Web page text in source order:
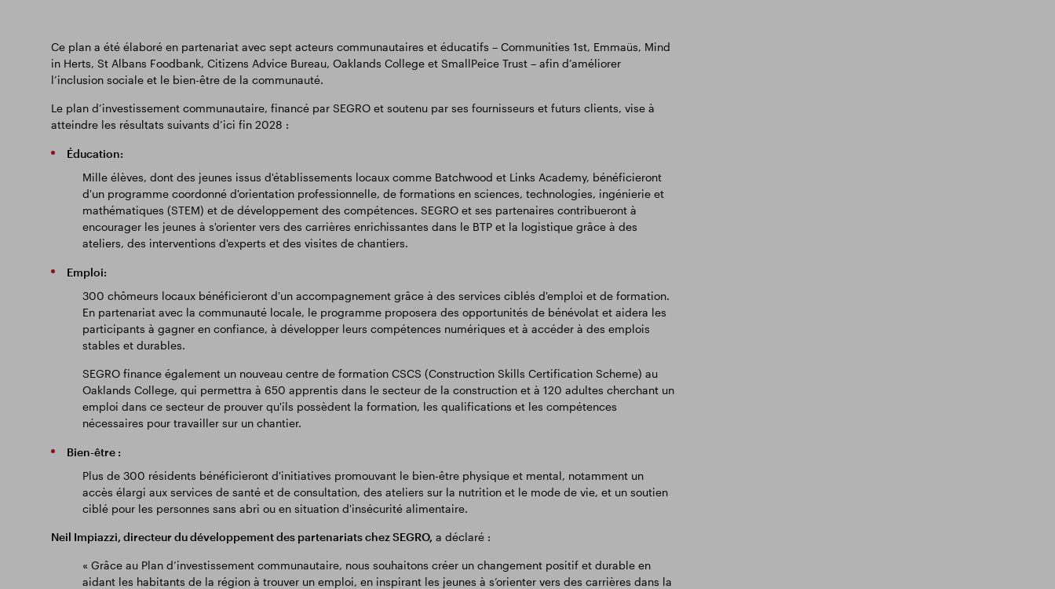
Ce plan a été élaboré en partenariat avec sept acteurs communautaires et éducatifs – Communities 1st, Emmaüs, Mind
in Herts, St Albans Foodbank, Citizens Advice Bureau, Oaklands College et SmallPeice Trust – afin d’améliorer
l’inclusion sociale et le bien-être de la communauté.
Le plan d’investissement communautaire, financé par SEGRO et soutenu par ses fournisseurs et futurs clients, vise à
atteindre les résultats suivants d’ici fin 2028 :
Éducation:
Mille élèves, dont des jeunes issus d'établissements locaux comme Batchwood et Links Academy, bénéficieront
d'un programme coordonné d'orientation professionnelle, de formations en sciences, technologies, ingénierie et
mathématiques (STEM) et de développement des compétences. SEGRO et ses partenaires contribueront à
encourager les jeunes à s'orienter vers des carrières enrichissantes dans le BTP et la logistique grâce à des
ateliers, des interventions d'experts et des visites de chantiers.
Emploi:
300 chômeurs locaux bénéficieront d'un accompagnement grâce à des services ciblés d'emploi et de formation.
En partenariat avec la communauté locale, le programme proposera des opportunités de bénévolat et aidera les
participants à gagner en confiance, à développer leurs compétences numériques et à accéder à des emplois
stables et durables.
SEGRO finance également un nouveau centre de formation CSCS (Construction Skills Certification Scheme) au
Oaklands College, qui permettra à 650 apprentis dans le secteur de la construction et à 120 adultes cherchant un
emploi dans ce secteur de prouver qu'ils possèdent la formation, les qualifications et les compétences
nécessaires pour travailler sur un chantier.
Bien-être :
Plus de 300 résidents bénéficieront d'initiatives promouvant le bien-être physique et mental, notamment un
accès élargi aux services de santé et de consultation, des ateliers sur la nutrition et le mode de vie, et un soutien
ciblé pour les personnes sans abri ou en situation d'insécurité alimentaire.
Neil Impiazzi, directeur du développement des partenariats chez SEGRO, a déclaré :
« Grâce au Plan d’investissement communautaire, nous souhaitons créer un changement positif et durable en
aidant les habitants de la région à trouver un emploi, en inspirant les jeunes à s’orienter vers des carrières dans la